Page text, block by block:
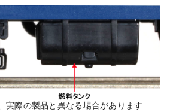
実際の製品と異なる場合があります